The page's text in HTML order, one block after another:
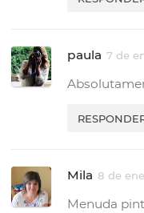
paula 7 de
Mila 8 de
Menuda